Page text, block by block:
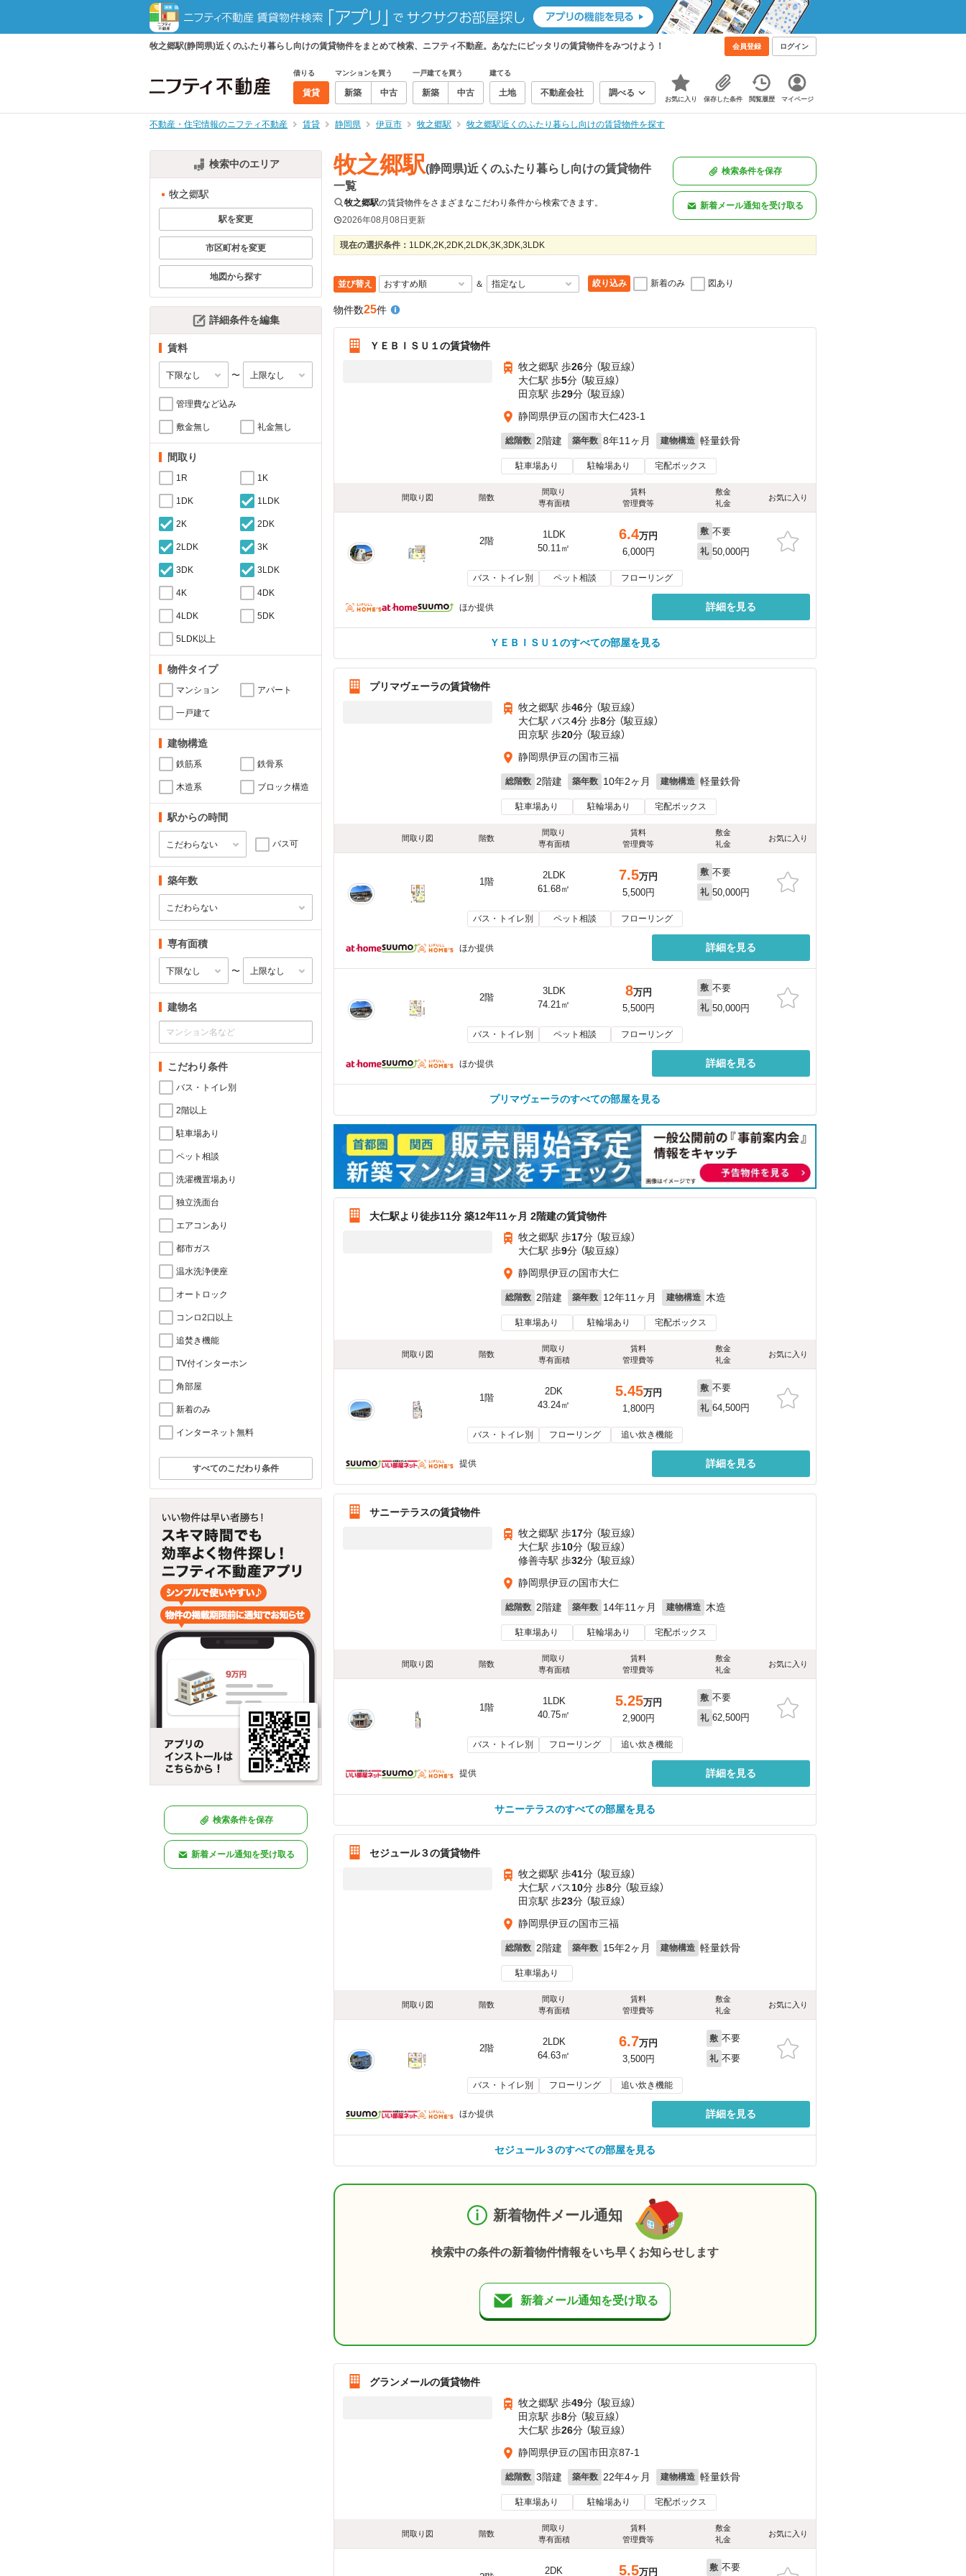
牧之郷駅(静岡県)近くのふたり暮らし向けの賃貸物件をまとめて検索、ニフティ不動産。あなたにピッタリの賃貸物件をみつけよう！ 会員登録 ログイン
借りる
賃貸
マンションを買う
新築 中古
一戸建てを買う
新築 中古
建てる
土地 不動産会社 調べる
お気に入り 保存した条件 閲覧履歴 マイページ
不動産・住宅情報のニフティ不動産 賃貸 静岡県 伊豆市 牧之郷駅 牧之郷駅近くのふたり暮らし向けの賃貸物件を探す
検索中のエリア
牧之郷駅
駅を変更
市区町村を変更
地図から探す
詳細条件を編集
賃料
〜
管理費など込み
敷金無し 礼金無し
間取り
1R 1K
1DK 1LDK
2K 2DK
2LDK 3K
3DK 3LDK
4K 4DK
4LDK 5DK
5LDK以上
物件タイプ
マンション アパート
一戸建て
建物構造
鉄筋系 鉄骨系
木造系 ブロック構造
駅からの時間
バス可
築年数
専有面積
〜
建物名
こだわり条件
バス・トイレ別
2階以上
駐車場あり
ペット相談
洗濯機置場あり
独立洗面台
エアコンあり
都市ガス
温水洗浄便座
オートロック
コンロ2口以上
追焚き機能
TV付インターホン
角部屋
新着のみ
インターネット無料
すべてのこだわり条件
検索条件を保存
新着メール通知を受け取る
牧之郷駅(静岡県)近くのふたり暮らし向けの賃貸物件
一覧
牧之郷駅の賃貸物件をさまざまなこだわり条件から検索できます。
2026年08月08日更新
検索条件を保存
新着メール通知を受け取る
現在の選択条件： 1LDK,2K,2DK,2LDK,3K,3DK,3LDK
並び替え ＆ 絞り込み 新着のみ 図あり
物件数25件
ＹＥＢＩＳＵ１の賃貸物件
牧之郷駅 歩26分 （駿豆線）
大仁駅 歩5分 （駿豆線）
田京駅 歩29分 （駿豆線）
静岡県伊豆の国市大仁423-1
総階数 2階建 築年数 8年11ヶ月 建物構造 軽量鉄骨
駐車場あり 駐輪場あり 宅配ボックス
間取り図 階数
間取り
専有面積
賃料
管理費等
敷金
礼金
お気に入り
2階
1LDK
50.11㎡
6.4万円
6,000円
敷 不要
礼 50,000円
バス・トイレ別 ペット相談 フローリング
ほか提供 詳細を見る
ＹＥＢＩＳＵ１のすべての部屋を見る
プリマヴェーラの賃貸物件
牧之郷駅 歩46分 （駿豆線）
大仁駅 バス4分 歩8分 （駿豆線）
田京駅 歩20分 （駿豆線）
静岡県伊豆の国市三福
総階数 2階建 築年数 10年2ヶ月 建物構造 軽量鉄骨
駐車場あり 駐輪場あり 宅配ボックス
間取り図 階数
間取り
専有面積
賃料
管理費等
敷金
礼金
お気に入り
1階
2LDK
61.68㎡
7.5万円
5,500円
敷 不要
礼 50,000円
バス・トイレ別 ペット相談 フローリング
ほか提供 詳細を見る
2階
3LDK
74.21㎡
8万円
5,500円
敷 不要
礼 50,000円
バス・トイレ別 ペット相談 フローリング
ほか提供 詳細を見る
プリマヴェーラのすべての部屋を見る
大仁駅より徒歩11分 築12年11ヶ月 2階建の賃貸物件
牧之郷駅 歩17分 （駿豆線）
大仁駅 歩9分 （駿豆線）
静岡県伊豆の国市大仁
総階数 2階建 築年数 12年11ヶ月 建物構造 木造
駐車場あり 駐輪場あり 宅配ボックス
間取り図 階数
間取り
専有面積
賃料
管理費等
敷金
礼金
お気に入り
1階
2DK
43.24㎡
5.45万円
1,800円
敷 不要
礼 64,500円
バス・トイレ別 フローリング 追い炊き機能
提供 詳細を見る
サニーテラスの賃貸物件
牧之郷駅 歩17分 （駿豆線）
大仁駅 歩10分 （駿豆線）
修善寺駅 歩32分 （駿豆線）
静岡県伊豆の国市大仁
総階数 2階建 築年数 14年11ヶ月 建物構造 木造
駐車場あり 駐輪場あり 宅配ボックス
間取り図 階数
間取り
専有面積
賃料
管理費等
敷金
礼金
お気に入り
1階
1LDK
40.75㎡
5.25万円
2,900円
敷 不要
礼 62,500円
バス・トイレ別 フローリング 追い炊き機能
提供 詳細を見る
サニーテラスのすべての部屋を見る
セジュール３の賃貸物件
牧之郷駅 歩41分 （駿豆線）
大仁駅 バス10分 歩8分 （駿豆線）
田京駅 歩23分 （駿豆線）
静岡県伊豆の国市三福
総階数 2階建 築年数 15年2ヶ月 建物構造 軽量鉄骨
駐車場あり
間取り図 階数
間取り
専有面積
賃料
管理費等
敷金
礼金
お気に入り
2階
2LDK
64.63㎡
6.7万円
3,500円
敷 不要
礼 不要
バス・トイレ別 フローリング 追い炊き機能
ほか提供 詳細を見る
セジュール３のすべての部屋を見る
新着物件メール通知
検索中の条件の新着物件情報をいち早くお知らせします
新着メール通知を受け取る
グランメールの賃貸物件
牧之郷駅 歩49分 （駿豆線）
田京駅 歩8分 （駿豆線）
大仁駅 歩26分 （駿豆線）
静岡県伊豆の国市田京87-1
総階数 3階建 築年数 22年4ヶ月 建物構造 軽量鉄骨
駐車場あり 駐輪場あり 宅配ボックス
間取り図 階数
間取り
専有面積
賃料
管理費等
敷金
礼金
お気に入り
2DK 5.5万円 敷 不要